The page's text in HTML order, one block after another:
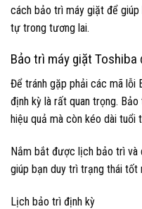
cách bảo trì máy giặt để
tự trong tương lai.
Bảo trì máy giặt Toshiba
Để tránh gặp phải các mã lỗi
định kỳ là rất quan trọng.
hiệu quả mà còn kéo dài tuổi
Nắm bắt được lịch bảo trì và
giúp bạn duy trì trạng thái tốt
Lịch bảo trì định kỳ